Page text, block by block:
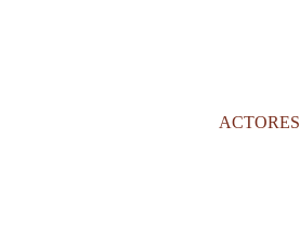
ACTORES